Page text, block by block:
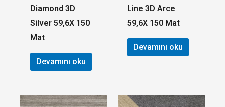
Diamond 3D
Silver 59,6X 150
Mat
Devamını oku
Line 3D Arce
59,6X 150 Mat
Devamını oku